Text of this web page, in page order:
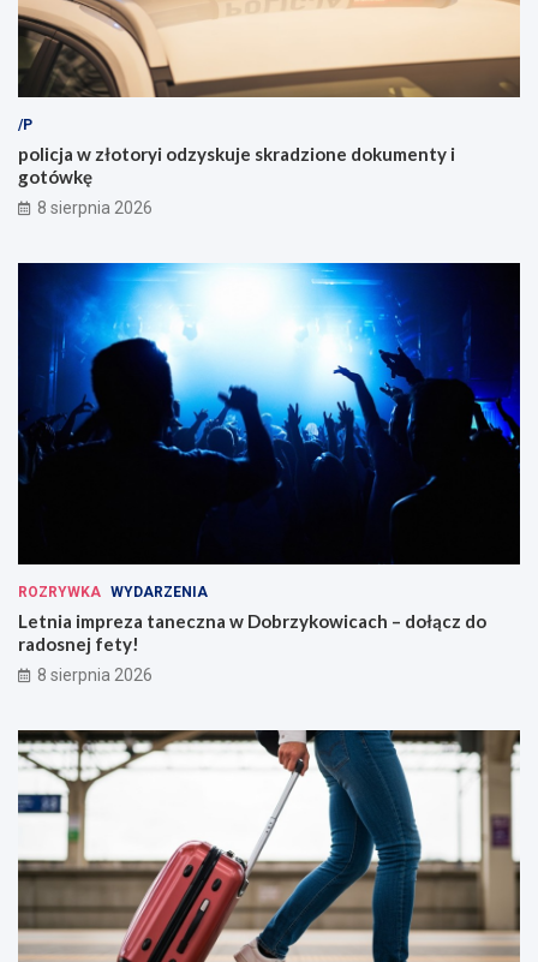
/P
policja w złotoryi odzyskuje skradzione dokumenty i
gotówkę
8 sierpnia 2026
ROZRYWKA WYDARZENIA
Letnia impreza taneczna w Dobrzykowicach – dołącz do
radosnej fety!
8 sierpnia 2026